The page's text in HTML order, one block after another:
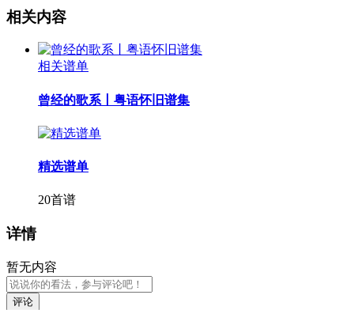
相关内容
相关谱单
曾经的歌系丨粤语怀旧谱集
精选谱单
20首谱
详情
暂无内容
评论